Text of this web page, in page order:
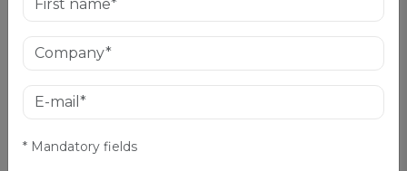
* Mandatory fields